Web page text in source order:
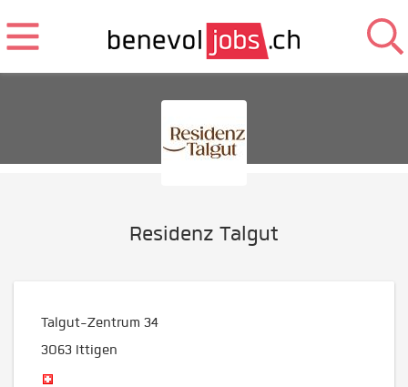
Residenz Talgut
Talgut-Zentrum 34
3063 Ittigen